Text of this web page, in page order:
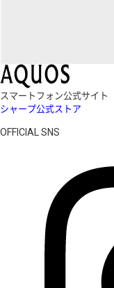
スマートフォン公式サイト
シャープ公式ストア
OFFICIAL SNS